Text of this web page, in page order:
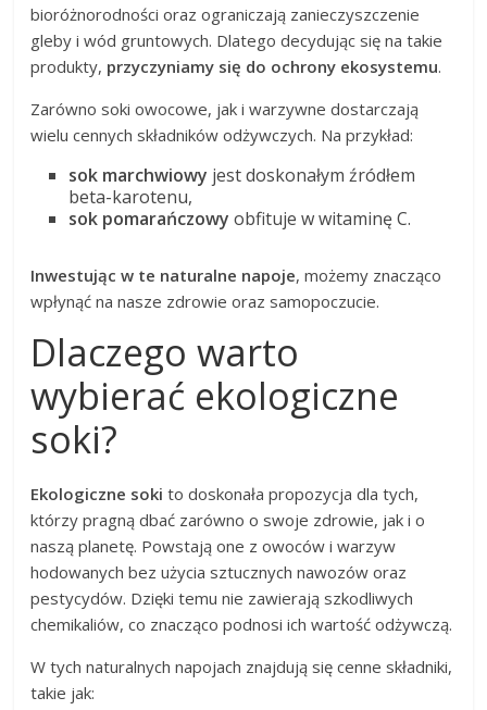
bioróżnorodności oraz ograniczają zanieczyszczenie
gleby i wód gruntowych. Dlatego decydując się na takie
produkty, przyczyniamy się do ochrony ekosystemu.
Zarówno soki owocowe, jak i warzywne dostarczają
wielu cennych składników odżywczych. Na przykład:
sok marchwiowy jest doskonałym źródłem
beta-karotenu,
sok pomarańczowy obfituje w witaminę C.
Inwestując w te naturalne napoje, możemy znacząco
wpłynąć na nasze zdrowie oraz samopoczucie.
Dlaczego warto
wybierać ekologiczne
soki?
Ekologiczne soki to doskonała propozycja dla tych,
którzy pragną dbać zarówno o swoje zdrowie, jak i o
naszą planetę. Powstają one z owoców i warzyw
hodowanych bez użycia sztucznych nawozów oraz
pestycydów. Dzięki temu nie zawierają szkodliwych
chemikaliów, co znacząco podnosi ich wartość odżywczą.
W tych naturalnych napojach znajdują się cenne składniki,
takie jak: